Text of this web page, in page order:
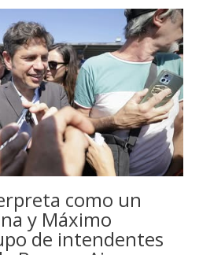
como un
y Máximo
de intendentes